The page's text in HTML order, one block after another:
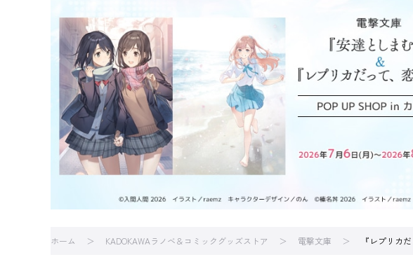
ホーム KADOKAWAラノベ＆コミックグッズストア 電撃文庫 『レプリカ